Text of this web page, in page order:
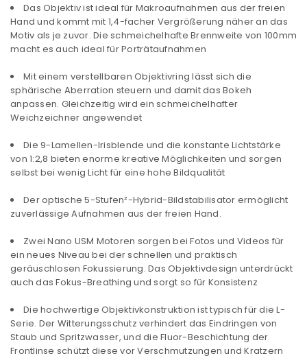
Das Objektiv ist ideal für Makroaufnahmen aus der freien
Hand und kommt mit 1,4-facher Vergrößerung näher an das
Motiv als je zuvor. Die schmeichelhafte Brennweite von 100mm
macht es auch ideal für Porträtaufnahmen
Mit einem verstellbaren Objektivring lässt sich die
sphärische Aberration steuern und damit das Bokeh
anpassen. Gleichzeitig wird ein schmeichelhafter
Weichzeichner angewendet
Die 9-Lamellen-Irisblende und die konstante Lichtstärke
von 1:2,8 bieten enorme kreative Möglichkeiten und sorgen
selbst bei wenig Licht für eine hohe Bildqualität
Der optische 5-Stufen²-Hybrid-Bildstabilisator ermöglicht
zuverlässige Aufnahmen aus der freien Hand.
Zwei Nano USM Motoren sorgen bei Fotos und Videos für
ein neues Niveau bei der schnellen und praktisch
geräuschlosen Fokussierung. Das Objektivdesign unterdrückt
auch das Fokus-Breathing und sorgt so für Konsistenz
Die hochwertige Objektivkonstruktion ist typisch für die L-
Serie. Der Witterungsschutz verhindert das Eindringen von
Staub und Spritzwasser, und die Fluor-Beschichtung der
Frontlinse schützt diese vor Verschmutzungen und Kratzern